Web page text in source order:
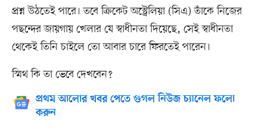
প্রশ্ন উঠতেই পারে। তবে ক্রিকেট অস্ট্রেলিয়া (সিএ) তাঁকে নিজের
পছন্দের জায়গায় খেলার যে স্বাধীনতা দিয়েছে, সেই স্বাধীনতা
থেকেই তিনি চাইলে তো আবার চারে ফিরতেই পারেন।
স্মিথ কি তা ভেবে দেখবেন?
প্রথম আলোর খবর পেতে গুগল নিউজ চ্যানেল ফলো
করুন